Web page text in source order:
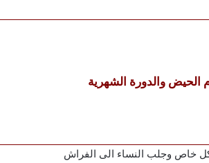
الحيض والدورة الشهرية
خاص وجلب النساء الى الفراش